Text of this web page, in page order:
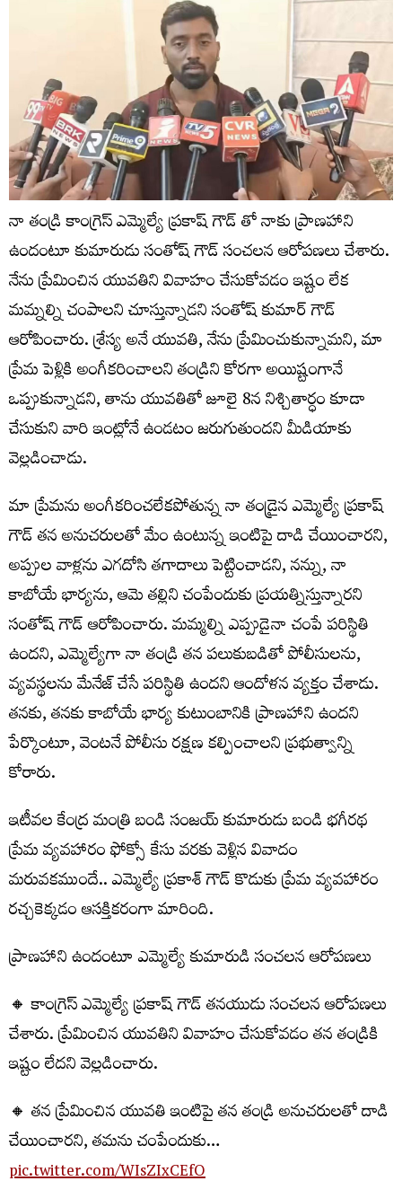
నా తండ్రి కాంగ్రెస్ ఎమ్మెల్యే ప్రకాష్ గౌడ్ తో నాకు ప్రాణహాని
ఉందంటూ కుమారుడు సంతోష్ గౌడ్ సంచలన ఆరోపణలు చేశారు.
నేను ప్రేమించిన యువతిని వివాహం చేసుకోవడం ఇష్టం లేక
మమ్నల్ని చంపాలని చూస్తున్నాడని సంతోష్ కుమార్ గౌడ్
ఆరోపించారు. శ్రేస్య అనే యువతి, నేను ప్రేమించుకున్నామని, మా
ప్రేమ పెళ్లికి అంగీకరించాలని తండ్రిని కోరగా అయిష్టంగానే
ఒప్పుకున్నాడని, తాను యువతితో జూలై 8న నిశ్చితార్ధం కూడా
చేసుకుని వారి ఇంట్లోనే ఉండటం జరుగుతుందని మీడియాకు
వెల్లడించాడు.
మా ప్రేమను అంగీకరించలేకపోతున్న నా తండ్రైన ఎమ్మెల్యే ప్రకాష్
గౌడ్ తన అనుచరులతో మేం ఉంటున్న ఇంటిపై దాడి చేయించారని,
అప్పుల వాళ్లను ఎగదోసి తగాదాలు పెట్టించాడని, నన్ను, నా
కాబోయే భార్యను, ఆమె తల్లిని చంపేందుకు ప్రయత్నిస్తున్నారని
సంతోష్ గౌడ్ ఆరోపించారు. మమ్మల్ని ఎప్పుడైనా చంపే పరిస్థితి
ఉందని, ఎమ్మెల్యేగా నా తండ్రి తన పలుకుబడితో పోలీసులను,
వ్యవస్థలను మేనేజ్ చేసే పరిస్థితి ఉందని ఆందోళన వ్యక్తం చేశాడు.
తనకు, తనకు కాబోయే భార్య కుటుంబానికి ప్రాణహాని ఉందని
పేర్కొంటూ, వెంటనే పోలీసు రక్షణ కల్పించాలని ప్రభుత్వాన్ని
కోరారు.
ఇటీవల కేంద్ర మంత్రి బండి సంజయ్ కుమారుడు బండి భగీరథ
ప్రేమ వ్యవహారం ఫోక్సో కేసు వరకు వెళ్లిన వివాదం
మరువకముందే.. ఎమ్మెల్యే ప్రకాశ్ గౌడ్ కొడుకు ప్రేమ వ్యవహారం
రచ్చకెక్కడం ఆసక్తికరంగా మారింది.
ప్రాణహాని ఉందంటూ ఎమ్మెల్యే కుమారుడి సంచలన ఆరోపణలు
🔸 కాంగ్రెస్ ఎమ్మెల్యే ప్రకాష్ గౌడ్ తనయుడు సంచలన ఆరోపణలు
చేశారు. ప్రేమించిన యువతిని వివాహం చేసుకోవడం తన తండ్రికి
ఇష్టం లేదని వెల్లడించారు.
🔸 తన ప్రేమించిన యువతి ఇంటిపై తన తండ్రి అనుచరులతో దాడి
చేయించారని, తమను చంపేందుకు…
pic.twitter.com/WIsZIxCEfO